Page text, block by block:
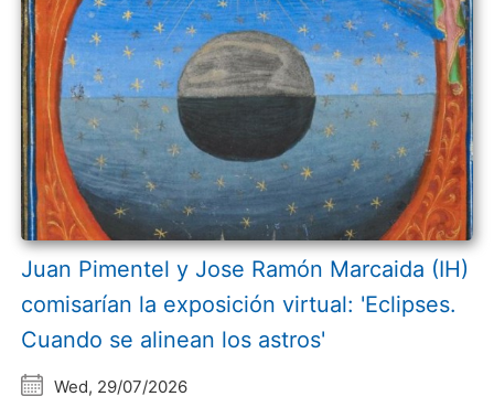
Juan Pimentel y Jose Ramón Marcaida (IH)
comisarían la exposición virtual: 'Eclipses.
Cuando se alinean los astros'
Wed, 29/07/2026